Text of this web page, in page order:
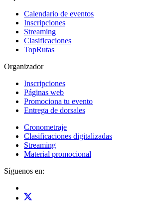
Calendario de eventos
Inscripciones
Streaming
Clasificaciones
TopRutas
Organizador
Inscripciones
Páginas web
Promociona tu evento
Entrega de dorsales
Cronometraje
Clasificaciones digitalizadas
Streaming
Material promocional
Síguenos en: